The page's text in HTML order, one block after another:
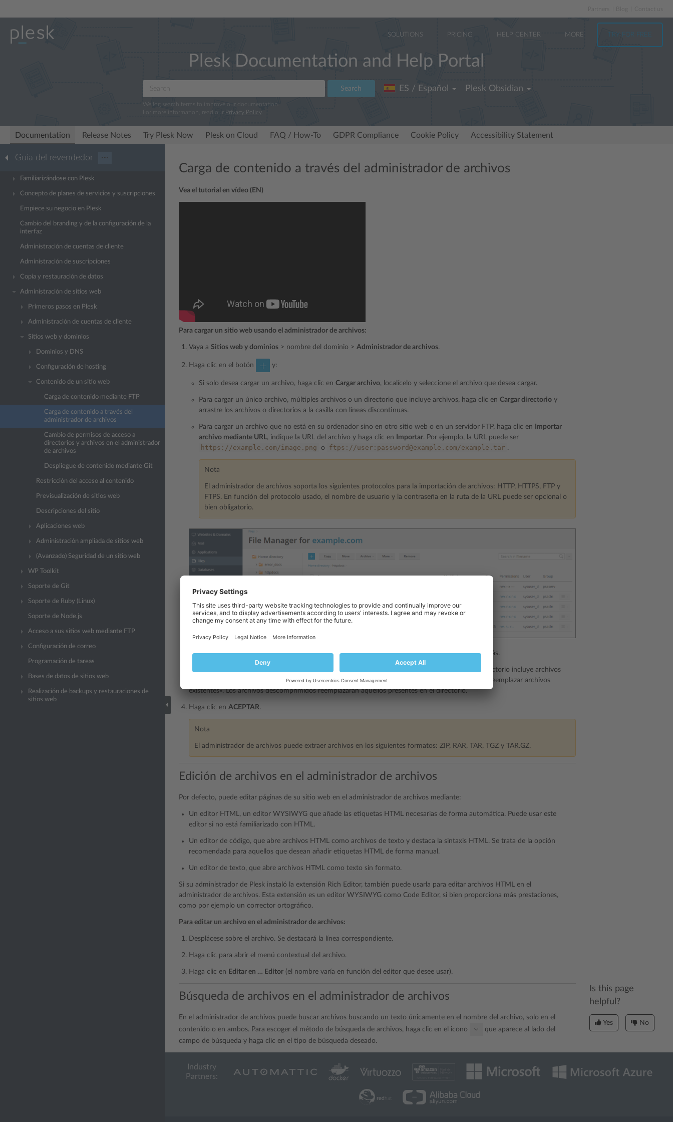
Partners
SOLUTIONS PRICING HELP CENTER MORE TRY FOR FREE
Plesk Documentation and Help Portal
Search
We log search terms to improve our documentation.
For more information, read our Privacy Policy.
ES / Español Plesk Obsidian
Documentation Release Notes Try Plesk Now Plesk on Cloud FAQ / How-To GDPR Compliance Cookie Policy Accessibility Statement
Guía del revendedor ···
Familiarizándose con Plesk
Concepto de planes de servicios y suscripciones
Empiece su negocio en Plesk
Cambio del branding y de la configuración de la
interfaz
Administración de cuentas de cliente
Administración de suscripciones
Copia y restauración de datos
Administración de sitios web
Primeros pasos en Plesk
Administración de cuentas de cliente
Sitios web y dominios
Dominios y DNS
Configuración de hosting
Contenido de un sitio web
Carga de contenido mediante FTP
Carga de contenido a través del
administrador de archivos
Cambio de permisos de acceso a
directorios y archivos en el administrador
de archivos
Despliegue de contenido mediante Git
Restricción del acceso al contenido
Previsualización de sitios web
Descripciones del sitio
Aplicaciones web
Administración ampliada de sitios web
(Avanzado) Seguridad de un sitio web
WP Toolkit
Soporte de Git
Soporte de Ruby (Linux)
Soporte de Node.js
Acceso a sus sitios web mediante FTP
Configuración de correo
Programación de tareas
Bases de datos de sitios web
Realización de backups y restauraciones de
sitios web
Carga de contenido a través del administrador de archivos
Vea el tutorial en vídeo (EN)
Para cargar un sitio web usando el administrador de archivos:
Vaya a Sitios web y dominios > nombre del dominio > Administrador de archivos.
Haga clic en el botón y:
Si solo desea cargar un archivo, haga clic en Cargar archivo, localícelo y seleccione el archivo que desea cargar.
Para cargar un único archivo, múltiples archivos o un directorio que incluye archivos, haga clic en Cargar directorio y
arrastre los archivos o directorios a la casilla con líneas discontinuas.
Para cargar un archivo que no está en su ordenador sino en otro sitio web o en un servidor FTP, haga clic en
Importar
archivo mediante URL, indique la URL del archivo y haga clic en Importar. Por ejemplo, la URL puede ser
https://example.com/image.png o ftps://user:password@example.com/example.tar .
Nota
El administrador de archivos soporta los siguientes protocolos para la importación de archivos: HTTP, HTTPS, FTP y
FTPS. En función del protocolo usado, el nombre de usuario y la contraseña en la ruta de la URL puede ser opcional o
bien obligatorio.
Ha cargado el archivo. Si se trataba de un archivo comprimido, todavía debe efectuar dos pasos más.
Haga clic en la fila correspondiente al archivo comprimido y haga clic en
. Si el directorio incluye archivos
cuyos nombres coinciden con archivos presentes en el archivo comprimido, seleccione la casilla «Reemplazar archivos
existentes». Los archivos descomprimidos reemplazarán aquellos presentes en el directorio.
Haga clic en ACEPTAR.
Nota
El administrador de archivos puede extraer archivos en los siguientes formatos: ZIP, RAR, TAR, TGZ y TAR.GZ.
Edición de archivos en el administrador de archivos
Por defecto, puede editar páginas de su sitio web en el administrador de archivos mediante:
Un editor HTML, un editor WYSIWYG que añade las etiquetas HTML necesarias de forma automática. Puede usar este
editor si no está familiarizado con HTML.
Un editor de código, que abre archivos HTML como archivos de texto y destaca la sintaxis HTML. Se trata de la opción
recomendada para aquellos que desean añadir etiquetas HTML de forma manual.
Un editor de texto, que abre archivos HTML como texto sin formato.
Si su administrador de Plesk instaló la extensión Rich Editor, también puede usarla para editar archivos HTML en el
administrador de archivos. Esta extensión es un editor WYSIWYG como Code Editor, si bien proporciona más prestaciones,
como por ejemplo un corrector ortográfico.
Para editar un archivo en el administrador de archivos:
Desplácese sobre el archivo. Se destacará la línea correspondiente.
Haga clic para abrir el menú contextual del archivo.
Haga clic en Editar en … Editor (el nombre varía en función del editor que desee usar).
Búsqueda de archivos en el administrador de archivos
En el administrador de archivos puede buscar archivos buscando un texto únicamente en el nombre del archivo, solo en el
contenido o en ambos. Para escoger el método de búsqueda de archivos, haga clic en el icono
que aparece al lado del
campo de búsqueda y haga clic en el tipo de búsqueda deseado.
Is this page
helpful?
Yes No
Industry
Partners: